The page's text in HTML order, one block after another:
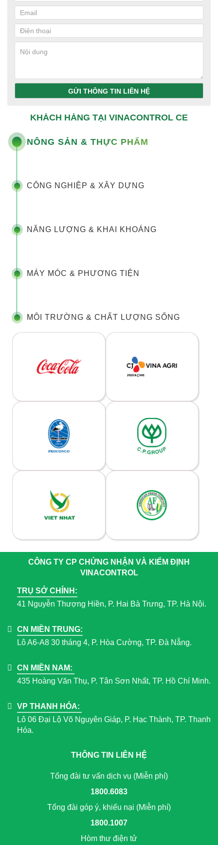
GỬI THÔNG TIN LIÊN HỆ
KHÁCH HÀNG TẠI VINACONTROL CE
NÔNG SẢN & THỰC PHẨM
CÔNG NGHIỆP & XÂY DỰNG
NĂNG LƯỢNG & KHAI KHOÁNG
MÁY MÓC & PHƯƠNG TIỆN
MÔI TRƯỜNG & CHẤT LƯỢNG SỐNG
CÔNG TY CP CHỨNG NHẬN VÀ KIỂM ĐỊNH
VINACONTROL
TRỤ SỞ CHÍNH:
41 Nguyễn Thượng Hiền, P. Hai Bà Trưng, TP. Hà Nội.
CN MIỀN TRUNG:
Lô A6-A8 30 tháng 4, P. Hòa Cường, TP. Đà Nẵng.
CN MIỀN NAM:
435 Hoàng Văn Thụ, P. Tân Sơn Nhất, TP. Hồ Chí Minh.
VP THANH HÓA:
Lô 06 Đại Lộ Võ Nguyên Giáp, P. Hạc Thành, TP. Thanh
Hóa.
THÔNG TIN LIÊN HỆ
Tổng đài tư vấn dịch vụ (Miễn phí)
1800.6083
Tổng đài góp ý, khiếu nại (Miễn phí)
1800.1007
Hòm thư điện tử